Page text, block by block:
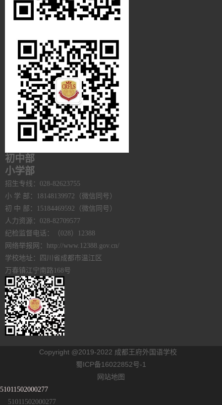
初中部
小学部
招生专线：028-82623755
小 学 部：18148139972（微信同号）
初 中 部：15184469592（微信同号）
人力资源：028-82709577
纪检监督电话：（028）12388
网络举报网：http://www.12388.gov.cn/
学校地址：四川省成都市温江区
万春镇江宁南路168号
Copyright @2019-2022 成都王府外国语学校
蜀ICP备16022852号-1
网站地图
51011502000277
51011502000277